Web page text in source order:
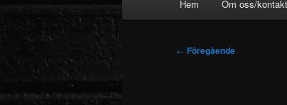
Hem Om oss/
Inläggsnavigering
← Föregående